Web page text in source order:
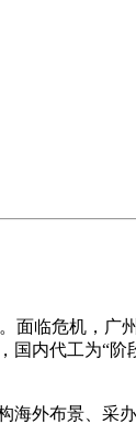
危机，广
内代工为“
布景、采